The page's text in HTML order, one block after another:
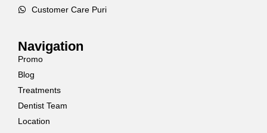
Customer Care Puri
Navigation
Promo
Blog
Treatments
Dentist Team
Location